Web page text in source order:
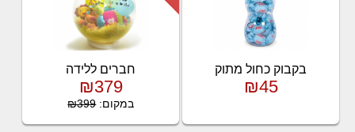
בקבוק כחול מתוק
₪45
חברים ללידה
₪379
במקום:₪399